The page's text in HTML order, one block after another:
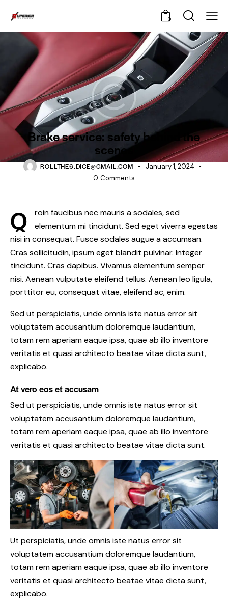
0
MAINTENANCE
Brake service: safety behind the
scenes
ROLLTHE6.DICE@GMAIL.COM
January 1, 2024
0 Comments
Q
roin faucibus nec mauris a sodales, sed
elementum mi tincidunt. Sed eget viverra egestas
nisi in consequat. Fusce sodales augue a accumsan.
Cras sollicitudin, ipsum eget blandit pulvinar. Integer
tincidunt. Cras dapibus. Vivamus elementum semper
nisi. Aenean vulputate eleifend tellus. Aenean leo ligula,
porttitor eu, consequat vitae, eleifend ac, enim.
Sed ut perspiciatis, unde omnis iste natus error sit
voluptatem accusantium doloremque laudantium,
totam rem aperiam eaque ipsa, quae ab illo inventore
veritatis et quasi architecto beatae vitae dicta sunt,
explicabo.
At vero eos et accusam
Sed ut perspiciatis, unde omnis iste natus error sit
voluptatem accusantium doloremque laudantium,
totam rem aperiam eaque ipsa, quae ab illo inventore
veritatis et quasi architecto beatae vitae dicta sunt.
Ut perspiciatis, unde omnis iste natus error sit
voluptatem accusantium doloremque laudantium,
totam rem aperiam eaque ipsa, quae ab illo inventore
veritatis et quasi architecto beatae vitae dicta sunt,
explicabo.